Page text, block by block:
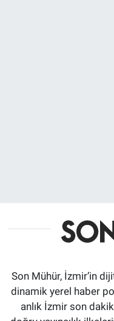
Son Mühür, İzmir’in
dinamik yerel haber
anlık İzmir son